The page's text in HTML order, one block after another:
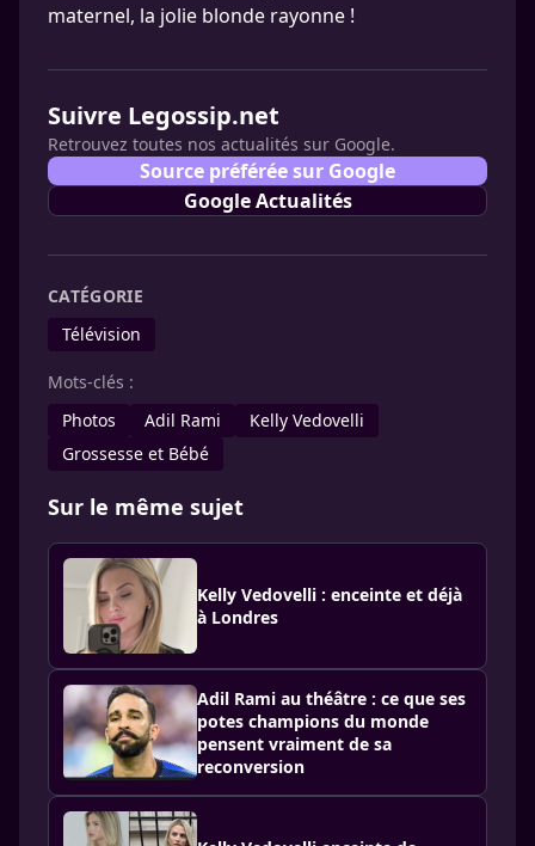
maternel, la jolie blonde rayonne !
Suivre Legossip.net
Retrouvez toutes nos actualités sur Google.
Source préférée sur Google
Google Actualités
CATÉGORIE
Télévision
Mots-clés :
Photos
Adil Rami
Kelly Vedovelli
Grossesse et Bébé
Sur le même sujet
Kelly Vedovelli : enceinte et déjà
à Londres
Adil Rami au théâtre : ce que ses
potes champions du monde
pensent vraiment de sa
reconversion